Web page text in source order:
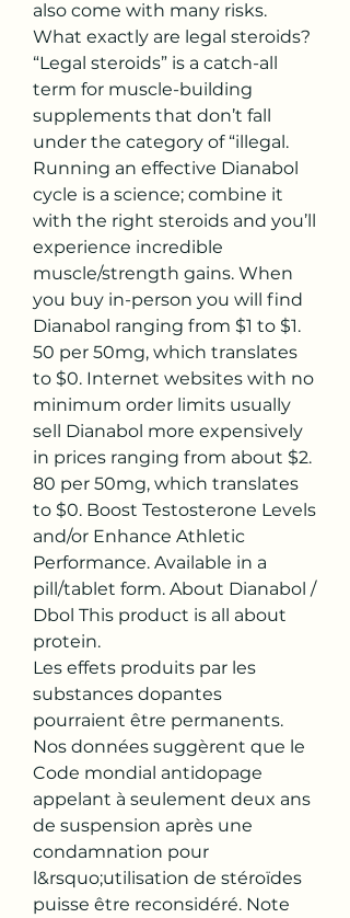
also come with many risks.
What exactly are legal steroids?
“Legal steroids” is a catch-all
term for muscle-building
supplements that don’t fall
under the category of “illegal.
Running an effective Dianabol
cycle is a science; combine it
with the right steroids and you’ll
experience incredible
muscle/strength gains. When
you buy in-person you will find
Dianabol ranging from $1 to $1.
50 per 50mg, which translates
to $0. Internet websites with no
minimum order limits usually
sell Dianabol more expensively
in prices ranging from about $2.
80 per 50mg, which translates
to $0. Boost Testosterone Levels
and/or Enhance Athletic
Performance. Available in a
pill/tablet form. About Dianabol /
Dbol This product is all about
protein.
Les effets produits par les
substances dopantes
pourraient être permanents.
Nos données suggèrent que le
Code mondial antidopage
appelant à seulement deux ans
de suspension après une
condamnation pour
l&rsquo;utilisation de stéroïdes
puisse être reconsidéré. Note